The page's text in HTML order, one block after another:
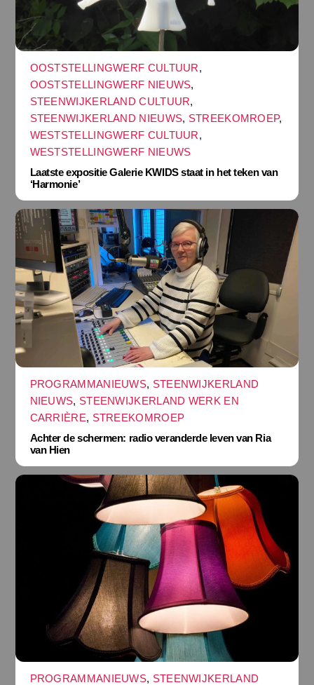
OOSTSTELLINGWERF CULTUUR,
OOSTSTELLINGWERF NIEUWS,
STEENWIJKERLAND CULTUUR,
STEENWIJKERLAND NIEUWS, STREEKOMROEP,
WESTSTELLINGWERF CULTUUR,
WESTSTELLINGWERF NIEUWS
Laatste expositie Galerie KWIDS staat in het teken van
‘Harmonie’
PROGRAMMANIEUWS, STEENWIJKERLAND
NIEUWS, STEENWIJKERLAND WERK EN
CARRIÈRE, STREEKOMROEP
Achter de schermen: radio veranderde leven van Ria
van Hien
PROGRAMMANIEUWS, STEENWIJKERLAND